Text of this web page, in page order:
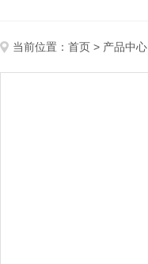
当前位置： 首页 > 产品中心